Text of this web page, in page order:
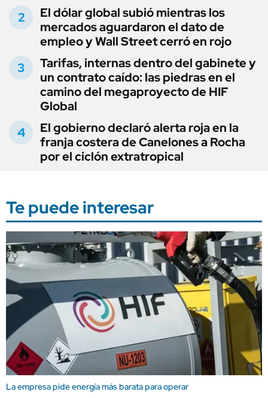
El dólar global subió mientras los
mercados aguardaron el dato de
empleo y Wall Street cerró en rojo
Tarifas, internas dentro del gabinete y
un contrato caído: las piedras en el
camino del megaproyecto de HIF
Global
El gobierno declaró alerta roja en la
franja costera de Canelones a Rocha
por el ciclón extratropical
Te puede interesar
La empresa pide energía más barata para operar